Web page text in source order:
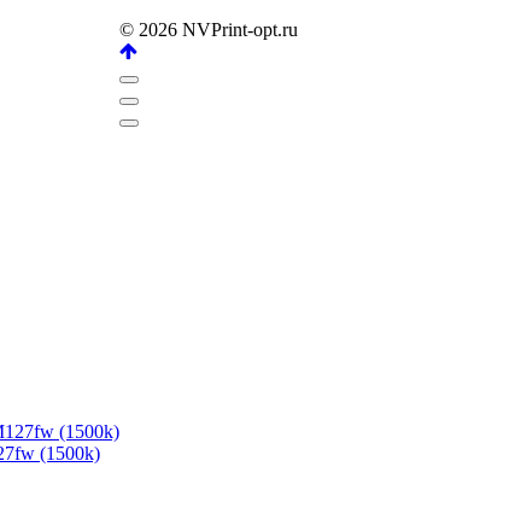
(1500k)
© 2026 NVPrint-opt.ru